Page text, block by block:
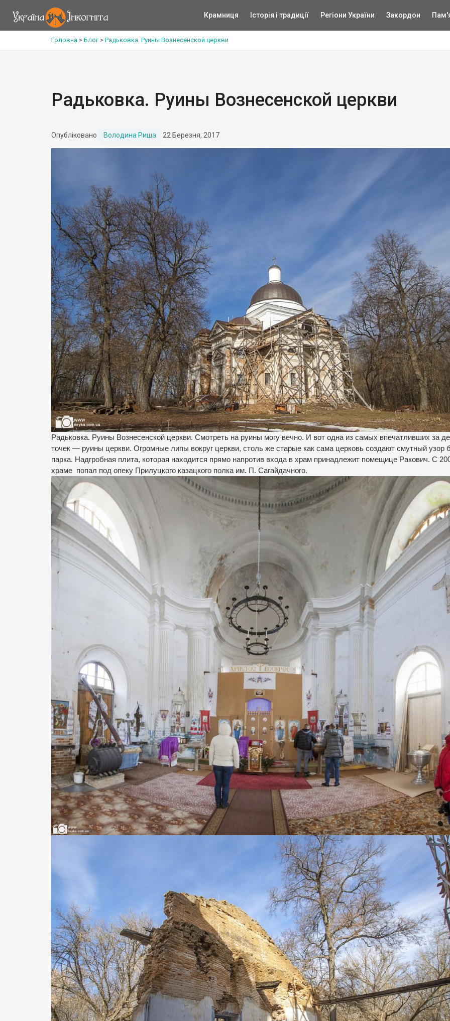
Крамниця Історія і традиції Регіони України Закордон
Головна > Блог> Радьковка. Руины Вознесенской церкви
Радьковка. Руины Вознесенской церкви
Опубліковано Володина Риша 22 Березня, 2017
Радьковка. Руины Вознесенской церкви. Смотреть на руины могу вечно. И вот одна из самых впечатливших за
точек — руины церкви. Огромные липы вокруг церкви, столь же старые как сама церковь создают смутный узор
парка. Надгробная плита, которая находится прямо напротив входа в храм принадлежит помещице Ракович. С
храме попал под опеку Прилуцкого казацкого полка им. П. Сагайдачного.